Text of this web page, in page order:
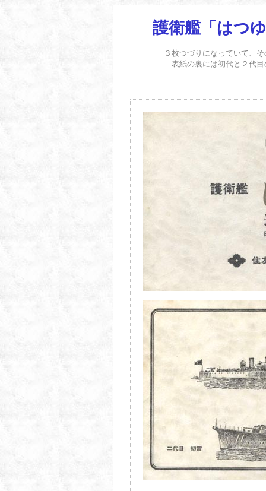
護衛艦「はつ
３枚つづりになっていて、
表紙の裏には初代と２代